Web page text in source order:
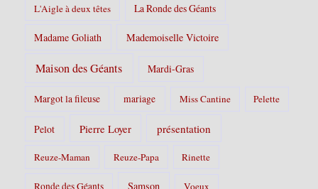
L'Aigle à deux têtes La Ronde des Géants
Madame Goliath Mademoiselle Victoire
Maison des Géants Mardi-Gras
Margot la fileuse mariage Miss Cantine Pelette
Pelot Pierre Loyer présentation
Reuze-Maman Reuze-Papa Rinette
Ronde des Géants Samson Voeux